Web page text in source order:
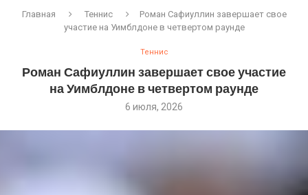
Главная Теннис
Роман Сафиуллин завершает свое
участие на Уимблдоне в четвертом раунде
Теннис
Роман Сафиуллин завершает свое участие
на Уимблдоне в четвертом раунде
6 июля, 2026